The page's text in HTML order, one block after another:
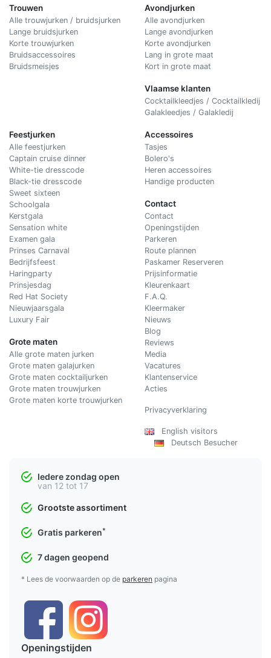
Trouwen
Alle trouwjurken / bruidsjurken
Lange bruidsjurken
Korte trouwjurken
Bruidsaccessoires
Bruidsmeisjes
Avondjurken
Alle avondjurken
Lange avondjurken
Korte avondjurken
Lang in grote maat
Kort in grote maat
Vlaamse klanten
Cocktailkleedjes / Cocktailkledij
Galakleedjes / Galakledij
Feestjurken
Alle feestjurken
Captain cruise dinner
White-tie dresscode
Black-tie dresscode
Sweet sixteen
Schoolgala
Kerstgala
Sensation white
Examen gala
Prinses Carnaval
Bedrijfsfeest
Haringparty
Prinsjesdag
Red Hat Society
Nieuwjaarsgala
Luxury Fair
Grote maten
Alle grote maten jurken
Grote maten galajurken
Grote maten cocktailjurken
Grote maten trouwjurken
Grote maten korte trouwjurken
Accessoires
Tasjes
Bolero's
Heren accessoires
Handige producten
Contact
Contact
Openingstijden
Parkeren
Route plannen
Paskamer Reserveren
Prijsinformatie
Kleurenkaart
F.A.Q.
Kleermaker
Nieuws
Blog
Reviews
Media
Vacatures
Klantenservice
Acties
Privacyverklaring
English visitors
Deutsch Besucher
Iedere zondag open
van 12 tot 17
Grootste assortiment
Gratis parkeren*
7 dagen geopend
* Lees de voorwaarden op de parkeren pagina
Openingstijden